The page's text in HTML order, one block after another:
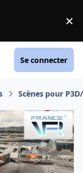
×
Se connecter
Scènes pour